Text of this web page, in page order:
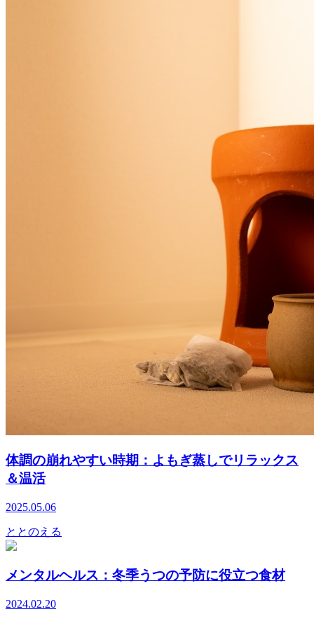
体調の崩れやすい時期：よもぎ蒸しでリラックス
＆温活
2025.05.06
ととのえる
メンタルヘルス：冬季うつの予防に役立つ食材
2024.02.20